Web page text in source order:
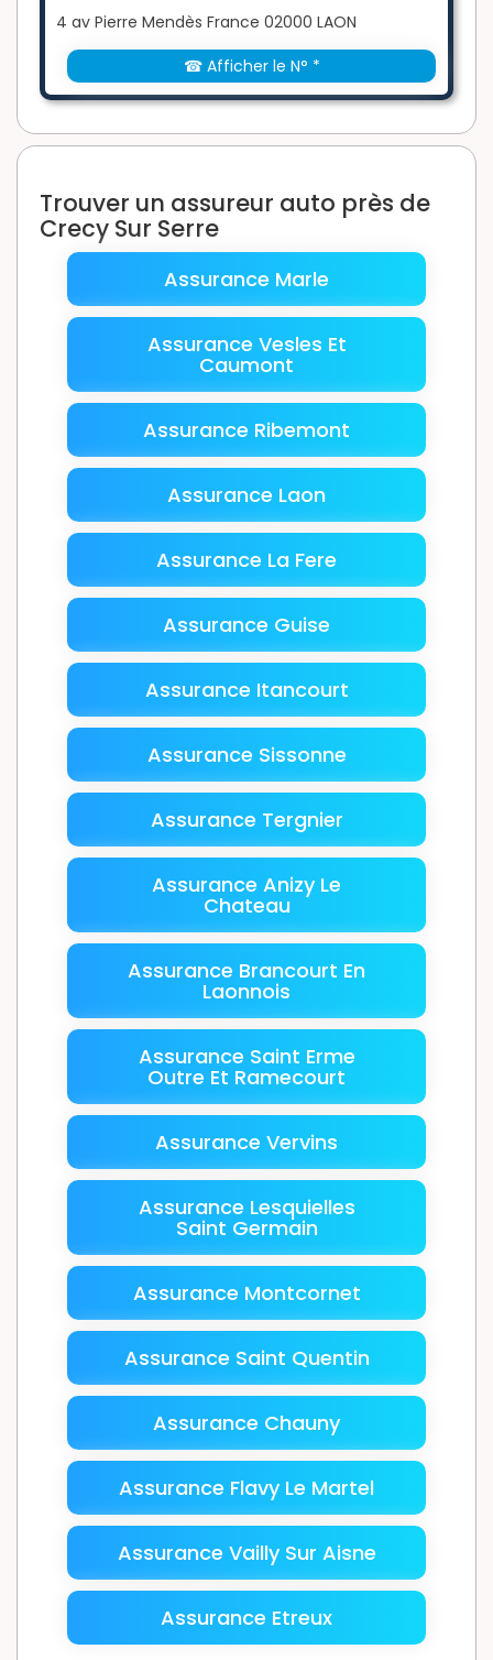
4 av Pierre Mendès France 02000 LAON
☎ Afficher le N° *
Trouver un assureur auto près de
Crecy Sur Serre
Assurance Marle
Assurance Vesles Et
Caumont
Assurance Ribemont
Assurance Laon
Assurance La Fere
Assurance Guise
Assurance Itancourt
Assurance Sissonne
Assurance Tergnier
Assurance Anizy Le
Chateau
Assurance Brancourt En
Laonnois
Assurance Saint Erme
Outre Et Ramecourt
Assurance Vervins
Assurance Lesquielles
Saint Germain
Assurance Montcornet
Assurance Saint Quentin
Assurance Chauny
Assurance Flavy Le Martel
Assurance Vailly Sur Aisne
Assurance Etreux